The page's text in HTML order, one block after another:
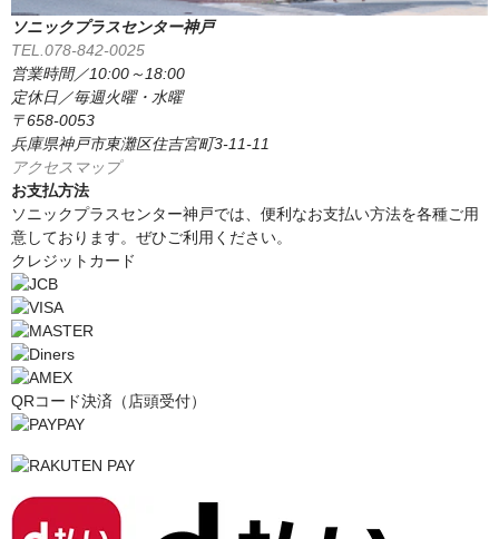
ソニックプラスセンター神戸
TEL.078-842-0025
営業時間／10:00～18:00
定休日／毎週火曜・水曜
〒658-0053
兵庫県神戸市東灘区住吉宮町3-11-11
アクセスマップ
お支払方法
ソニックプラスセンター神戸では、便利なお支払い方法を各種ご用
意しております。ぜひご利用ください。
クレジットカード
QRコード決済（店頭受付）